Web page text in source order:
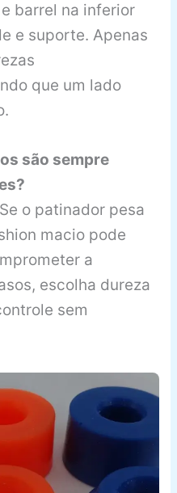
barrel na inferior
e suporte. Apenas
que um lado
são sempre
o patinador pesa
macio pode
a
escolha dureza
sem